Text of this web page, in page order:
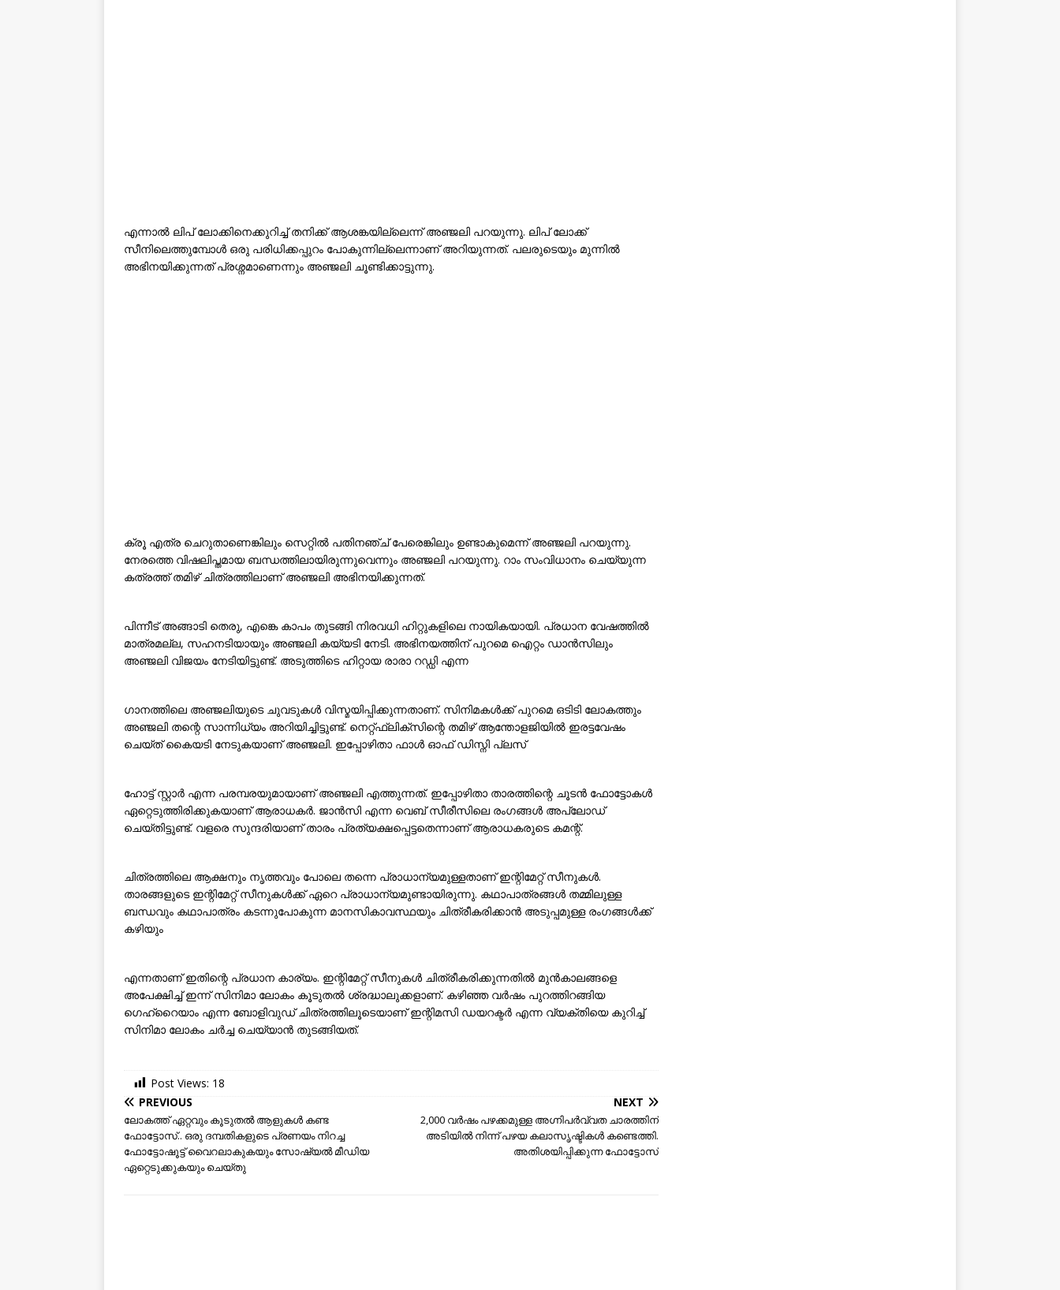
എന്നാൽ ലിപ് ലോക്കിനെക്കുറിച്ച് തനിക്ക് ആശങ്കയില്ലെന്ന് അഞ്ജലി പറയുന്നു. ലിപ് ലോക്ക്
സീനിലെത്തുമ്പോൾ ഒരു പരിധിക്കപ്പുറം പോകുന്നില്ലെന്നാണ് അറിയുന്നത്. പലരുടെയും മുന്നിൽ
അഭിനയിക്കുന്നത് പ്രശ്നമാണെന്നും അഞ്ജലി ചൂണ്ടിക്കാട്ടുന്നു.
ക്രൂ എത്ര ചെറുതാണെങ്കിലും സെറ്റിൽ പതിനഞ്ച് പേരെങ്കിലും ഉണ്ടാകുമെന്ന് അഞ്ജലി പറയുന്നു.
നേരത്തെ വിഷലിപ്തമായ ബന്ധത്തിലായിരുന്നുവെന്നും അഞ്ജലി പറയുന്നു. റാം സംവിധാനം ചെയ്യുന്ന
കത്രത്ത് തമിഴ് ചിത്രത്തിലാണ് അഞ്ജലി അഭിനയിക്കുന്നത്.
പിന്നീട് അങ്ങാടി തെരു, എങ്കെ കാപം തുടങ്ങി നിരവധി ഹിറ്റുകളിലെ നായികയായി. പ്രധാന വേഷത്തിൽ
മാത്രമല്ല, സഹനടിയായും അഞ്ജലി കയ്യടി നേടി. അഭിനയത്തിന് പുറമെ ഐറ്റം ഡാൻസിലും
അഞ്ജലി വിജയം നേടിയിട്ടുണ്ട്. അടുത്തിടെ ഹിറ്റായ രാരാ റഡ്ഡി എന്ന
ഗാനത്തിലെ അഞ്ജലിയുടെ ചുവടുകൾ വിസ്മയിപ്പിക്കുന്നതാണ്. സിനിമകൾക്ക് പുറമെ ഒടിടി ലോകത്തും
അഞ്ജലി തന്റെ സാന്നിധ്യം അറിയിച്ചിട്ടുണ്ട്. നെറ്റ്ഫ്‌ലിക്‌സിന്റെ തമിഴ് ആന്തോളജിയിൽ ഇരട്ടവേഷം
ചെയ്‌ത് കൈയടി നേടുകയാണ് അഞ്ജലി. ഇപ്പോഴിതാ ഫാൾ ഓഫ് ഡിസ്നി പ്ലസ്
ഹോട്ട് സ്റ്റാർ എന്ന പരമ്പരയുമായാണ് അഞ്ജലി എത്തുന്നത്. ഇപ്പോഴിതാ താരത്തിന്റെ ചൂടൻ ഫോട്ടോകൾ
ഏറ്റെടുത്തിരിക്കുകയാണ് ആരാധകർ. ജാൻസി എന്ന വെബ് സീരീസിലെ രംഗങ്ങൾ അപ്‌ലോഡ്
ചെയ്തിട്ടുണ്ട്. വളരെ സുന്ദരിയാണ് താരം പ്രത്യക്ഷപ്പെട്ടതെന്നാണ് ആരാധകരുടെ കമന്റ്.
ചിത്രത്തിലെ ആക്ഷനും നൃത്തവും പോലെ തന്നെ പ്രാധാന്യമുള്ളതാണ് ഇന്റിമേറ്റ് സീനുകൾ.
താരങ്ങളുടെ ഇന്റിമേറ്റ് സീനുകൾക്ക് ഏറെ പ്രാധാന്യമുണ്ടായിരുന്നു. കഥാപാത്രങ്ങൾ തമ്മിലുള്ള
ബന്ധവും കഥാപാത്രം കടന്നുപോകുന്ന മാനസികാവസ്ഥയും ചിത്രീകരിക്കാൻ അടുപ്പമുള്ള രംഗങ്ങൾക്ക്
കഴിയും
എന്നതാണ് ഇതിന്റെ പ്രധാന കാര്യം. ഇന്റിമേറ്റ് സീനുകൾ ചിത്രീകരിക്കുന്നതിൽ മുൻകാലങ്ങളെ
അപേക്ഷിച്ച് ഇന്ന് സിനിമാ ലോകം കൂടുതൽ ശ്രദ്ധാലുക്കളാണ്. കഴിഞ്ഞ വർഷം പുറത്തിറങ്ങിയ
ഗെഹ്‌റൈയാം എന്ന ബോളിവുഡ് ചിത്രത്തിലൂടെയാണ് ഇന്റിമസി ഡയറക്ടർ എന്ന വ്യക്തിയെ കുറിച്ച്
സിനിമാ ലോകം ചർച്ച ചെയ്യാൻ തുടങ്ങിയത്.
Post Views: 18
PREVIOUS
ലോകത്ത് ഏറ്റവും കൂടുതല്‍ ആളുകള്‍ കണ്ട
ഫോട്ടോസ്.. ഒരു ദമ്പതികളുടെ പ്രണയം നിറച്ച
ഫോട്ടോഷൂട്ട് വൈറലാകുകയും സോഷ്യൽ മീഡിയ
ഏറ്റെടുക്കുകയും ചെയ്തു
NEXT
2,000 വർഷം പഴക്കമുള്ള അഗ്നിപർവ്വത ചാരത്തിന്
അടിയിൽ നിന്ന് പഴയ കലാസൃഷ്ടികൾ കണ്ടെത്തി.
അതിശയിപ്പിക്കുന്ന ഫോട്ടോസ്